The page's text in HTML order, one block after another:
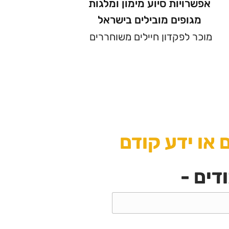
אפשרויות סיוע מימון ומלגות
מגופים מובילים בישראל
מוכר לפקדון חיילים משוחררים
או ידע קודם
-